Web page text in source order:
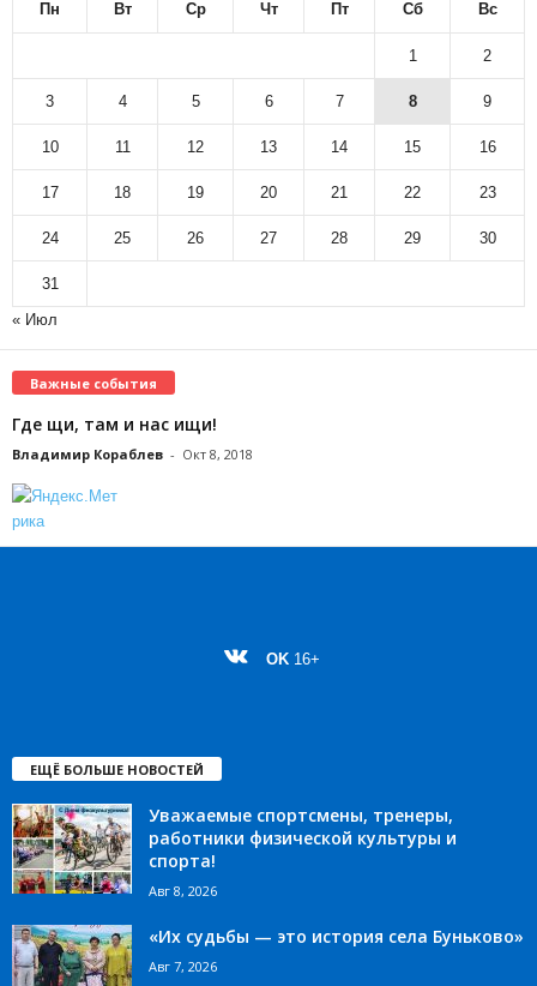
Пн Вт Ср Чт Пт Сб Вс
1 2
3 4 5 6 7 8 9
10 11 12 13 14 15 16
17 18 19 20 21 22 23
24 25 26 27 28 29 30
31
« Июл
Важные события
Где щи, там и нас ищи!
Владимир Кораблев - Окт 8, 2018
OK 16+
ЕЩЁ БОЛЬШЕ НОВОСТЕЙ
Уважаемые спортсмены, тренеры,
работники физической культуры и
спорта!
Авг 8, 2026
«Их судьбы — это история села Буньково»
Авг 7, 2026